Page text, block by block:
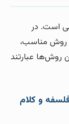
است. در
روش مناسب،
روش‌ها عبارتند
فلسفه و کلام